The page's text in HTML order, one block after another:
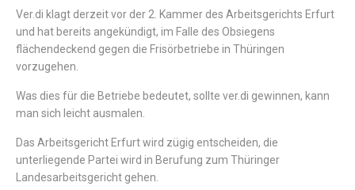
Ver.di klagt derzeit vor der 2. Kammer des Arbeitsgerichts Erfurt
und hat bereits angekündigt, im Falle des Obsiegens
flächendeckend gegen die Frisörbetriebe in Thüringen
vorzugehen.
Was dies für die Betriebe bedeutet, sollte ver.di gewinnen, kann
man sich leicht ausmalen.
Das Arbeitsgericht Erfurt wird zügig entscheiden, die
unterliegende Partei wird in Berufung zum Thüringer
Landesarbeitsgericht gehen.